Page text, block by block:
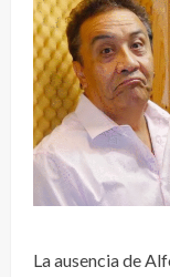
La ausencia de